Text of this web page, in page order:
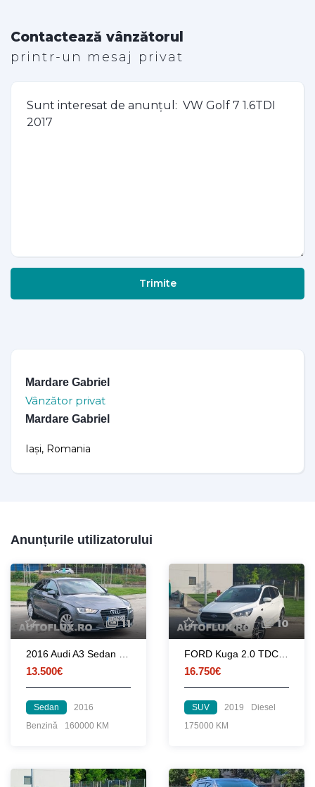
Contactează vânzătorul
printr-un mesaj privat
Trimite
Mardare Gabriel
Vânzător privat
Mardare Gabriel
Iași, Romania
Anunțurile utilizatorului
11
13.500€
Sedan
2016
Benzină
160000 KM
10
16.750€
SUV 2019
Diesel
175000 KM